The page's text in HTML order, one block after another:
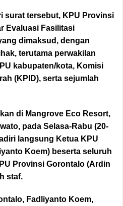
surat tersebut, KPU Provinsi
Evaluasi Fasilitasi
dimaksud, dengan
terutama perwakilan
kabupaten/kota, Komisi
(KPID), serta sejumlah
di Mangrove Eco Resort,
pada Selasa-Rabu (20-
langsung Ketua KPU
Koem) beserta seluruh
Provinsi Gorontalo (Ardin
staf.
Fadliyanto Koem,